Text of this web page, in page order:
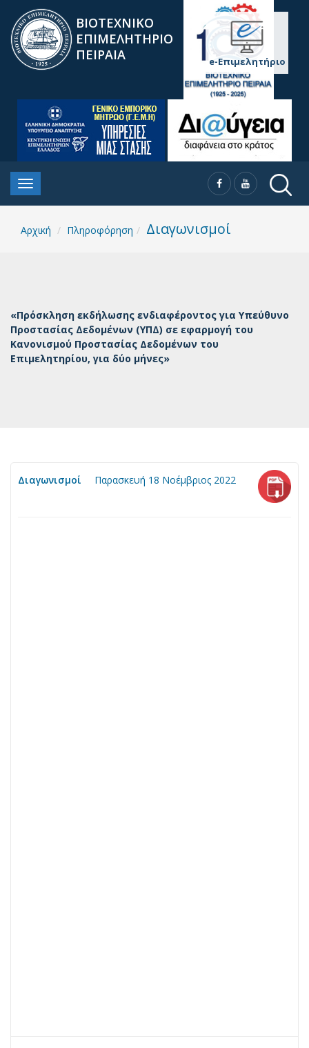
ΒΙΟΤΕΧΝΙΚΟ
ΕΠΙΜΕΛΗΤΗΡΙΟ
ΠΕΙΡΑΙΑ
e-Επιμελητήριο
Αρχική Πληροφόρηση Διαγωνισμοί
«Πρόσκληση εκδήλωσης ενδιαφέροντος για Υπεύθυνο
Προστασίας Δεδομένων (ΥΠΔ) σε εφαρμογή του
Κανονισμού Προστασίας Δεδομένων του
Επιμελητηρίου, για δύο μήνες»
Διαγωνισμοί Παρασκευή 18 Νοέμβριος 2022